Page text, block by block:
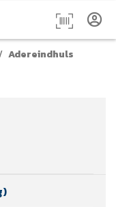
Adereindhuls